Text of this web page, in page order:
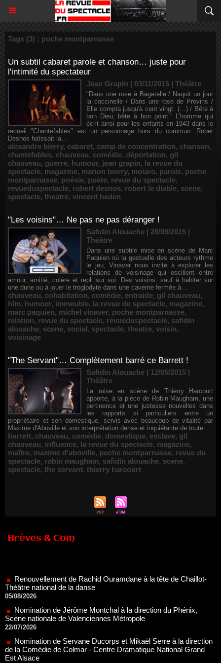
Tags (3) : poche montparnasse
Un subtil cabaret parole et chanson… juste pour
l'intimité du spectateur
Jean Grapin | 03/11/2015 | Théâtre
"Dans une rose à Bagatelle / Naquit un jour
la coccinelle / Dans une rose de Provins /
Elle compta jusqu'à cent vingt. (…) / Bête à
bon Dieu, bête à bon point." L'homme qui
écrit ainsi pour les enfants en 1943 dans le
recueil "Chantefables" est un personnage hors du commun. Rober
Desnos haïssait la...
alexandre bierry, cabaret, camp de concentration, chanson,
chantefables, chauveau, comédie, déportation, gil
chauveau, guerre, humour, jean grapin, la revue du
spectacle, magazine, marion bierry, molaro, parole, poche
montparnasse, poésie, poète, revue du spectacle,
revueduspectacle, robert desnos, robert le diable, scene,
spectacle, theatre, vincent heden
"Les voisins"… Ne pas ne pas déranger !
Safidin Alouache | 28/09/2015 |
Théâtre
Dans une subtile mise en scène de Marc
Paquien où la gestuelle des acteurs rythme
le jeu, Vinaver nous invite à explorer les
relations de voisinage qui oscillent entre
amour, amitié, colère et repli sur soi. Des voisins, sauf à habiter sur
une dune ou à jouer le troglodyte dans une caverne fermée à...
chauveau, cohabitation, comédie, entraide, gil chauveau,
hlm, humour, immeuble, la revue du spectacle, magazine,
marc paquien, michel vinaver, poche montparnasse,
relation, revue du spectacle, revueduspectacle, safidin
alouache, scene, social, spectacle, theatre, voisin,
voisinage
"The Servant"… Complètement barré ce Barrett !
Safidin Alouache | 12/05/2015 |
Théâtre
La mise en scène de Thierry Harcourt
apporte, à la pièce de Robin Maugham, une
pertinence et une justesse nouvelles dans
les rapports si particuliers entre un
propriétaire et son domestique, servis avec beaucoup de vitalité par
Maxime d'Aboville et son interprétation dense et inquiétante de toute...
barrett, chauveau, comédie, domestique, esclave, gil
chauveau, influence, la revue du spectacle, magazine,
maître, maxime d'aboville, poche montparnasse, revue du
spectacle, robin maugham, safidin alouache, scene,
spectacle, the servant, thierry harcourt
Brèves & Com
05/08/2026
Nomination de Jérôme Montchal à la direction du Phénix,
Scène nationale de Valenciennes Métropole
22/07/2026
Nomination de Servane Ducorps et Mikaël Serre à la direction
de la Comédie de Colmar - Centre Dramatique National Grand
Est Alsace
07/07/2026
Thomas Jolly et Laëtitia Guédon nommés à la direction du